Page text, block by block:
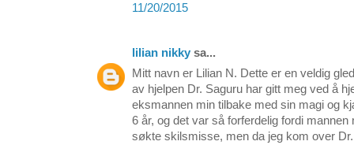
11/20/2015
lilian nikky sa...
Mitt navn er Lilian N. Dette er en veldig
av hjelpen Dr. Saguru har gitt meg ved å
eksmannen min tilbake med sin magi og
6 år, og det var så forferdelig fordi
søkte skilsmisse, men da jeg kom over